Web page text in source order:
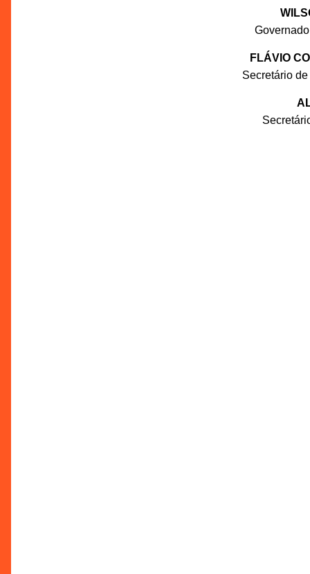
FLÁVIO
Secretário